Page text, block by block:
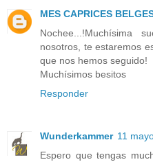
MES CAPRICES
Nochee...!Muchísima
nosotros, te estaremos
que nos hemos seguido!
Muchísimos besitos
Responder
Wunderkammer 11
Espero que tengas